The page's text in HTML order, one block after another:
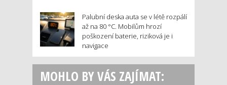
Palubní deska auta se v létě rozpálí
až na 80 °C. Mobilům hrozí
poškození baterie, riziková je i
navigace
MOHLO BY VÁS ZAJÍMAT: